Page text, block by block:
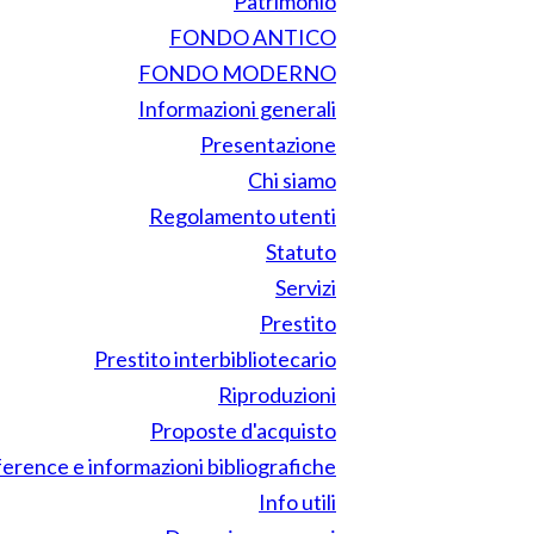
FONDO ANTICO
FONDO MODERNO
Informazioni generali
Presentazione
Chi siamo
Regolamento utenti
Statuto
Servizi
Prestito
Prestito interbibliotecario
Riproduzioni
Proposte d'acquisto
e informazioni bibliografiche
Info utili